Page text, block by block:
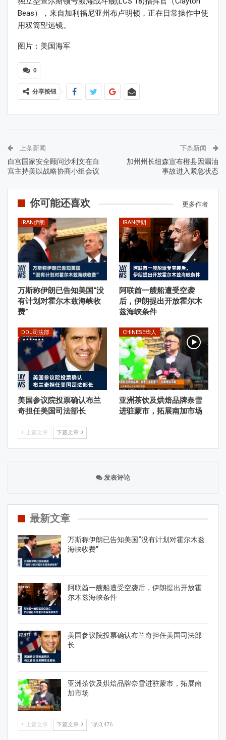
Beas），来自加利福尼亚州布卢明顿，正在日常操作中使
用双筒望远镜。
图片：美国海军
0
分享按钮
上条新闻
白宫国家安全顾问沙利文在白
宫主持美以战略协商小组会议
下条新闻
加州州长纽森宣布橙县因漏油
事故进入紧急状态
你可能还喜欢 更多作者
IRAN伊朗
万斯称伊朗已告知美国“没
有计划对霍尔木兹海峡收
费”
IRAN伊朗
阿联酋一艘船遭受空袭
后，伊朗提出开放霍尔木
兹海峡条件
DOJ司法部
美国参议院投票确认布兰
奇担任美国司法部长
CHINESE华人
亚洲茶饮及烘焙品牌奈雪
进驻蒙市，拓展南加市场
上篇文章 下篇文章
发表评论
最新文章
万斯称伊朗已告知美国“没有计划对霍尔木兹
海峡收费”
阿联酋一艘船遭受空袭后，伊朗提出开放霍
尔木兹海峡条件
美国参议院投票确认布兰奇担任美国司法部
长
亚洲茶饮及烘焙品牌奈雪进驻蒙市，拓展南
加市场
上篇文章 下篇文章 1的3,476